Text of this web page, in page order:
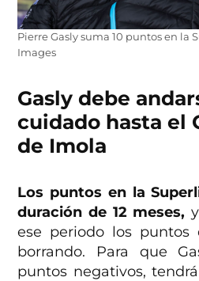
Pierre Gasly suma 10 puntos en la
Images
Gasly debe
cuidado hasta el
de Imola
Los puntos en la
duración de 12 meses,
ese periodo los puntos
borrando. Para que
puntos negativos,